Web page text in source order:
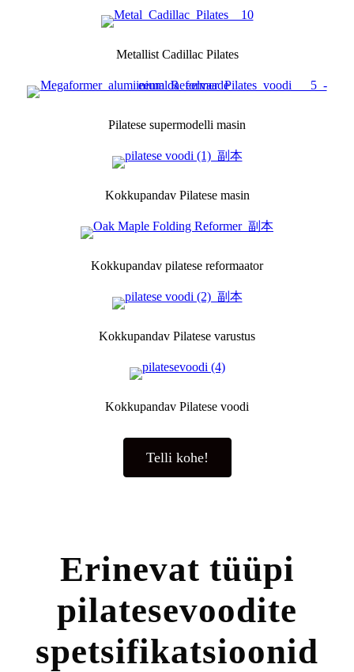
Metallist Cadillac Pilates
Pilatese supermodelli masin
Kokkupandav Pilatese masin
Kokkupandav pilatese reformaator
Kokkupandav Pilatese varustus
Kokkupandav Pilatese voodi
Telli kohe!
Erinevat tüüpi
pilatesevoodite
spetsifikatsioonid